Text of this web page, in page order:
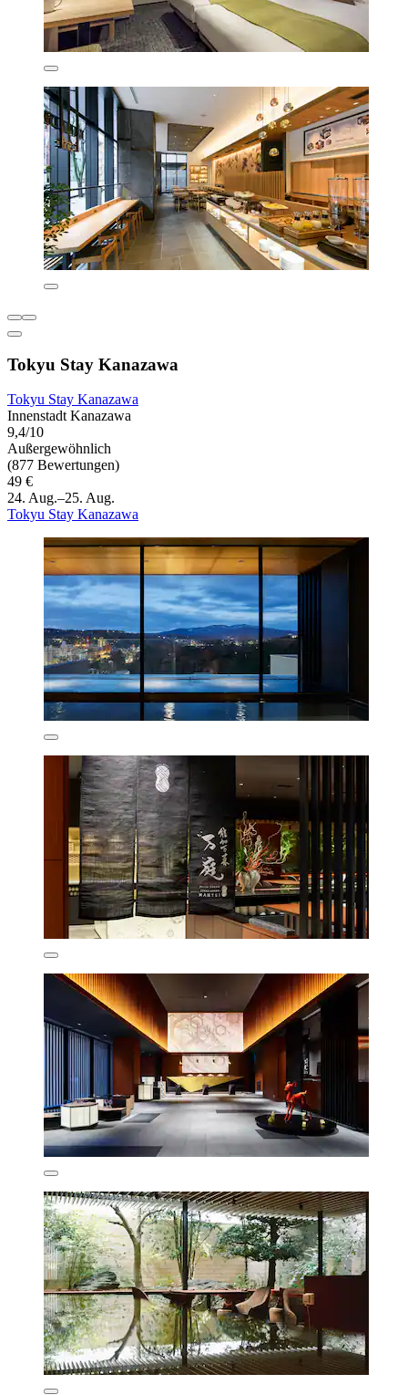
Tokyu Stay Kanazawa
Tokyu Stay Kanazawa
Innenstadt Kanazawa
9,4/10
Außergewöhnlich
(877 Bewertungen)
49 €
24. Aug.–25. Aug.
Tokyu Stay Kanazawa